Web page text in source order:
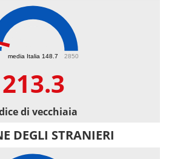
media Italia 148.7 2850
213.3
di vecchiaia
DEGLI STRANIERI